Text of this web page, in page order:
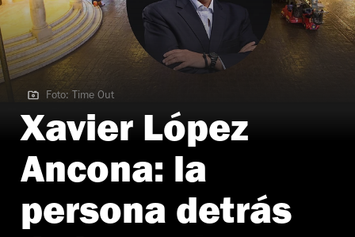
Foto: Time Out
Foto: Time Out
Xavier López
Ancona: la
persona detrás